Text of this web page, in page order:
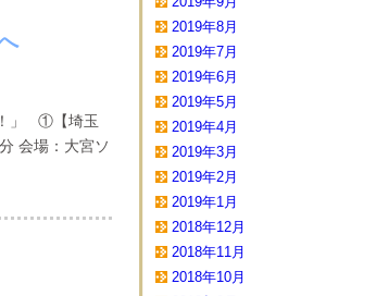
！」 ①【埼玉
会場：大宮ソ
2019年8月
2019年7月
2019年6月
2019年5月
2019年4月
2019年3月
2019年2月
2019年1月
2018年12月
2018年11月
2018年10月